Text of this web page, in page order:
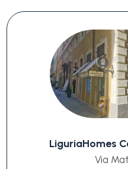
LiguriaHomes
Via